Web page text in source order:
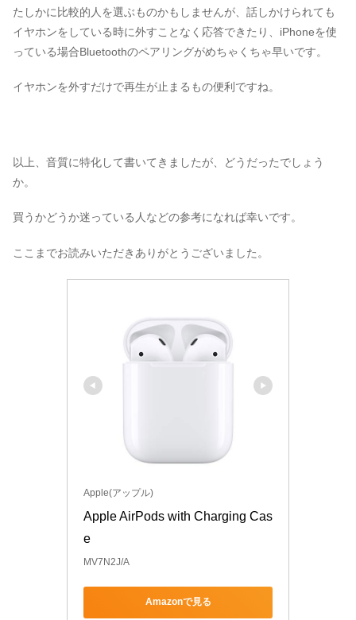
たしかに比較的人を選ぶものかもしませんが、話しかけられても
イヤホンをしている時に外すことなく応答できたり、iPhoneを使
っている場合Bluetoothのペアリングがめちゃくちゃ早いです。
イヤホンを外すだけで再生が止まるもの便利ですね。
以上、音質に特化して書いてきましたが、どうだったでしょう
か。
買うかどうか迷っている人などの参考になれば幸いです。
ここまでお読みいただきありがとうございました。
Apple(アップル)
Apple AirPods with Charging Cas
e
MV7N2J/A
Amazonで見る